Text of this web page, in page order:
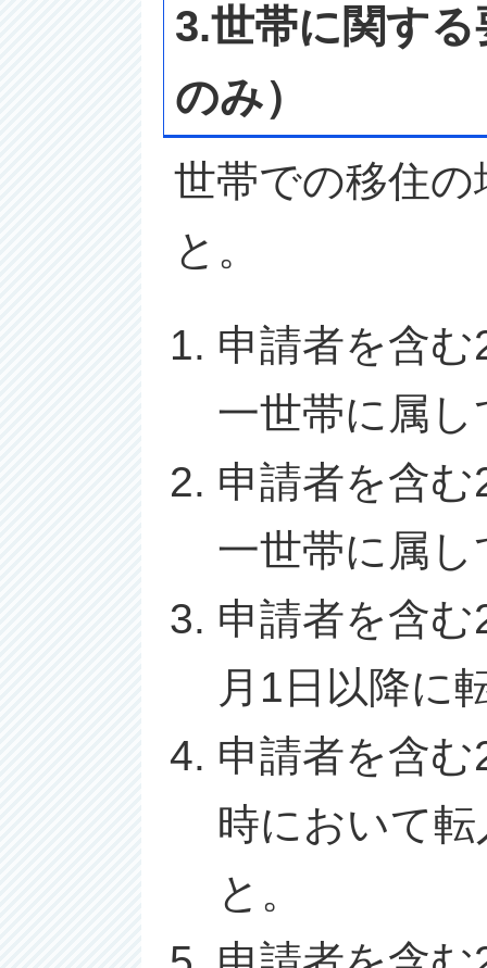
3.世帯に関す
のみ）
世帯での移住
と。
申請者を含
一世帯に属
申請者を含
一世帯に属
申請者を含
月1日以降に
申請者を含
時において
と。